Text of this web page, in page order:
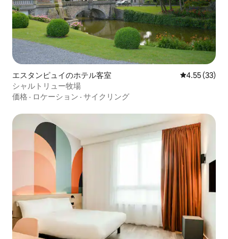
エスタンピュイのホテル客室 レビュー33
4.55 (33)
シャルトリュー牧場
価格 · ロケーション · サイクリング